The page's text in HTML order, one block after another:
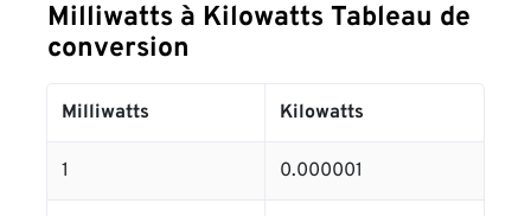
Milliwatts à Kilowatts Tableau de
conversion
Milliwatts Kilowatts
1 0.000001